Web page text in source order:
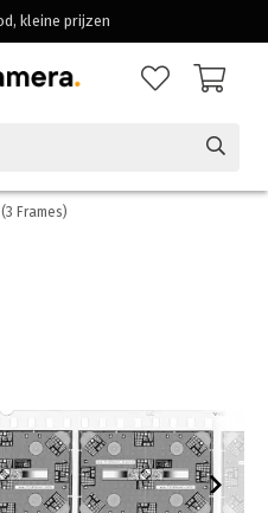
kleine prijzen
al jouw vragen
Frames)